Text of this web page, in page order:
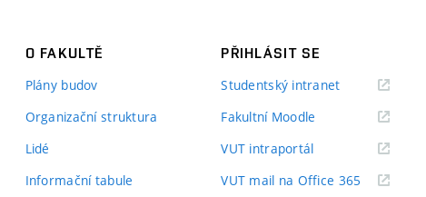
O FAKULTĚ
Plány budov
Organizační struktura
Lidé
Informační tabule
PŘIHLÁSIT SE
Studentský intranet(externí
Fakultní Moodle
VUT intraportál(externí
VUT mail na Office 365 (externí